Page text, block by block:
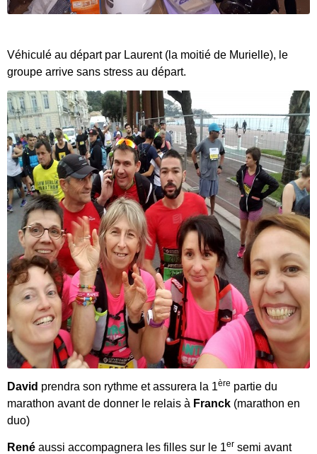
Véhiculé au départ par Laurent (la moitié de Murielle), le
groupe arrive sans stress au départ.
David prendra son rythme et assurera la 1ère partie du
marathon avant de donner le relais à Franck (marathon en
duo)
René aussi accompagnera les filles sur le 1er semi avant